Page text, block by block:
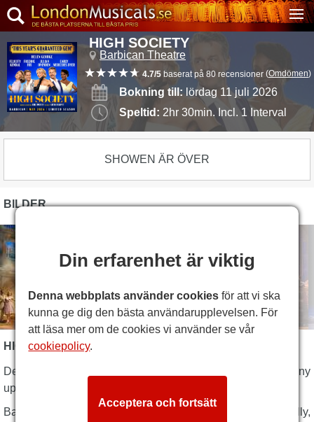
HIGH SOCIETY
Barbican Theatre
4.7/5 baserat på 80 recensioner (Omdömen)
Bokning till: lördag 11 juli 2026
Speltid: 2hr 30min. Incl. 1 Interval
SHOWEN ÄR ÖVER
BILDER
HIGH SOCIETY BESKRIVNING
Den älskade Cole Porters musikal
har fått en ny
uppsättning inför 2026!
Baserad på den underbara filmen från 1956 med Grace Kelly,
Din erfarenhet är viktig
Denna webbplats använder cookies för att vi ska
kunna ge dig den bästa användarupplevelsen. För
att läsa mer om de cookies vi använder se vår
cookiepolicy.
Acceptera och fortsätt